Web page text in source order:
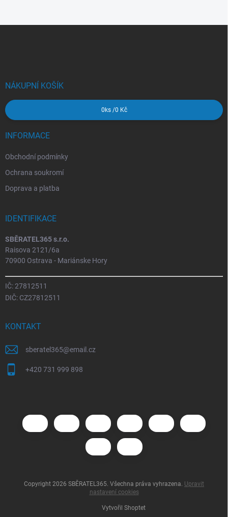
NÁKUPNÍ KOŠÍK
0ks /0 Kč
INFORMACE
Obchodní podmínky
Ochrana soukromí
Doprava a platba
IDENTIFIKACE
SBĚRATEL365 s.r.o.
Raisova 2121/6a
70900 Ostrava - Mariánske Hory
IČ: 27812511
DIČ: CZ27812511
KONTAKT
sberatel365@email.cz
+420 731 999 898
Vytvořil Shoptet
Copyright 2026 SBĚRATEL365. Všechna práva vyhrazena. Upravit
nastavení cookies